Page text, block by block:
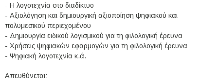
- Η λογοτεχνία στο διαδίκτυο
- Αξιολόγηση και δημιουργική αξιοποίηση ψηφιακού και
πολυμεσικού περιεχομένου
- Δημιουργία ειδικού λογισμικού για τη φιλολογική έρευνα
- Χρήσεις ψηφιακών εφαρμογών για τη φιλολογική έρευνα
- Ψηφιακή λογοτεχνία κ.ά.
Απευθύνεται: